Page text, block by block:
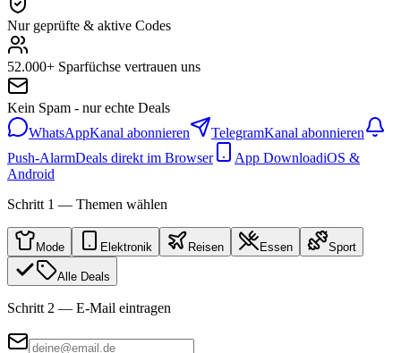
Nur geprüfte & aktive Codes
52.000+ Sparfüchse vertrauen uns
Kein Spam - nur echte Deals
WhatsAppKanal abonnieren TelegramKanal abonnieren
Push-AlarmDeals direkt im Browser App DownloadiOS &
Android
Schritt 1 — Themen wählen
Mode Elektronik Reisen Essen Sport
Alle Deals
Schritt 2 — E-Mail eintragen